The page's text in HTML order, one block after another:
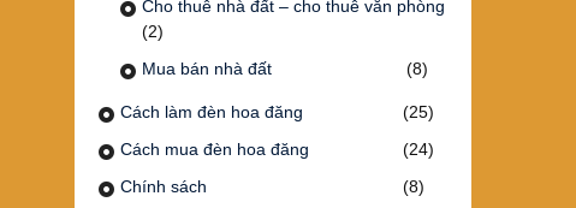
Cho thuê nhà đất – cho thuê văn phòng
(2)
Mua bán nhà đất
(8)
Cách làm đèn hoa đăng
(25)
Cách mua đèn hoa đăng
(24)
Chính sách
(8)